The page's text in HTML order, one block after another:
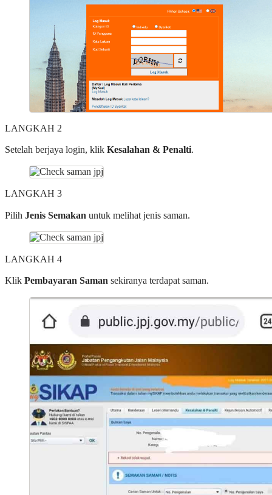
LANGKAH 2
Setelah berjaya login, klik Kesalahan & Penalti.
LANGKAH 3
Pilih Jenis Semakan untuk melihat jenis saman.
LANGKAH 4
Klik Pembayaran Saman sekiranya terdapat saman.